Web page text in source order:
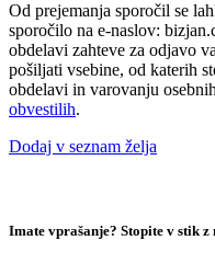
Od prejemanja sporočil se
sporočilo na e-naslov:
obdelavi zahteve za odjavo
pošiljati vsebine, od katerih
obdelavi in varovanju
obvestilih.
Dodaj v seznam želja
Imate vprašanje? Stopite v stik z